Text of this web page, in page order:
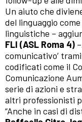
Un aiuto che
del linguaggio
linguistiche –
FLI (ASL Roma 4)
comunicativo’
codificati come il
Comunicazione
serie di azioni e
altri professionisti
“Anche in casi di